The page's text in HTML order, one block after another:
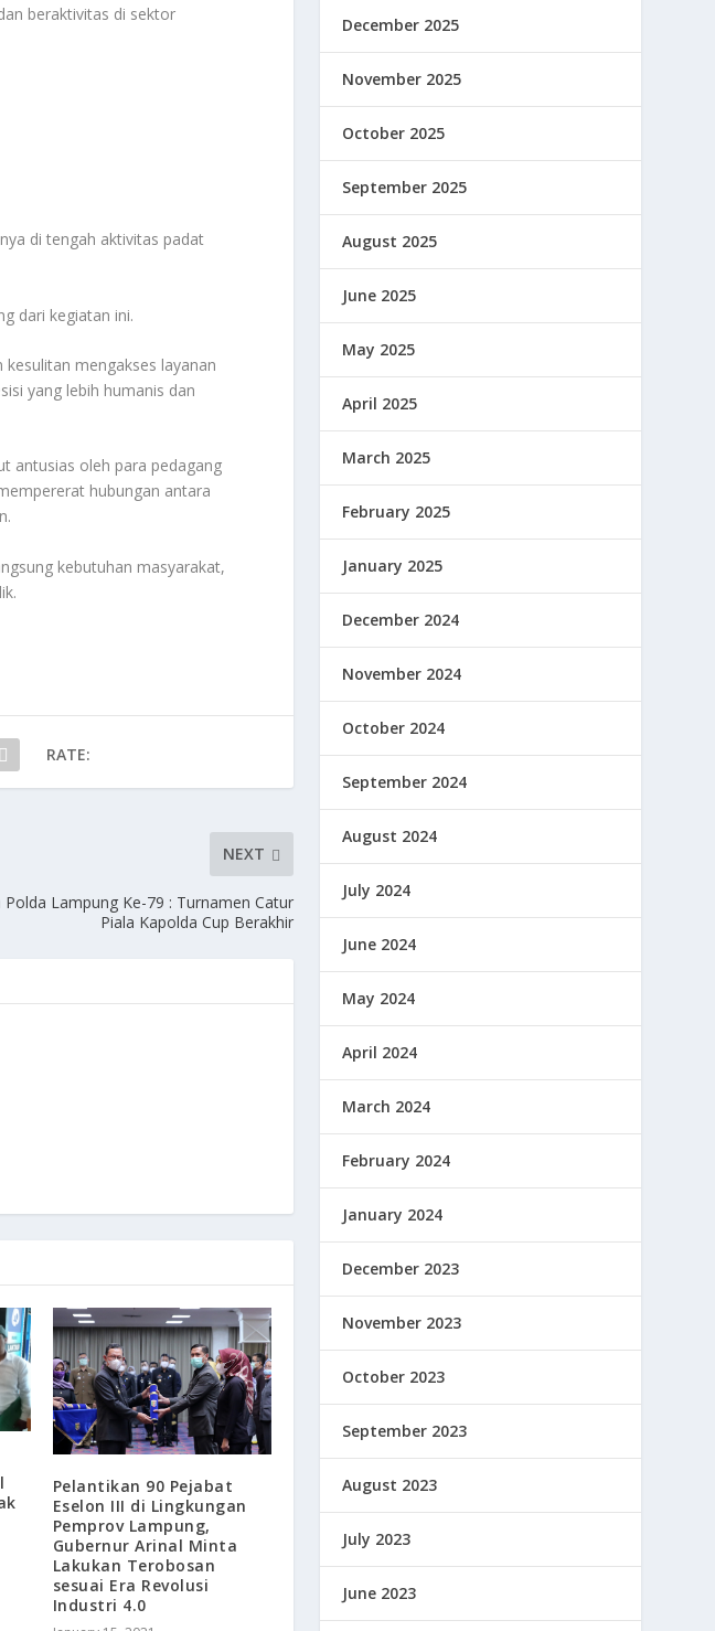
beraktivitas di sektor
di tengah aktivitas padat
dari kegiatan ini.
mengakses layanan
yang lebih humanis dan
antusias oleh para pedagang
hubungan antara
kebutuhan masyarakat,
RATE:
NEXT
Polda Lampung Ke-79 : Turnamen Catur
Piala Kapolda Cup Berakhir
Pelantikan 90 Pejabat
Eselon III di Lingkungan
Pemprov Lampung,
Gubernur Arinal Minta
Lakukan Terobosan
sesuai Era Revolusi
Industri 4.0
December 2025
November 2025
October 2025
September 2025
August 2025
June 2025
May 2025
April 2025
March 2025
February 2025
January 2025
December 2024
November 2024
October 2024
September 2024
August 2024
July 2024
June 2024
May 2024
April 2024
March 2024
February 2024
January 2024
December 2023
November 2023
October 2023
September 2023
August 2023
July 2023
June 2023